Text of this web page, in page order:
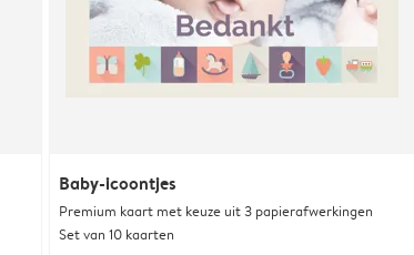
Baby-icoontjes
Premium kaart met keuze uit 3 papierafwerkingen
Set van 10 kaarten